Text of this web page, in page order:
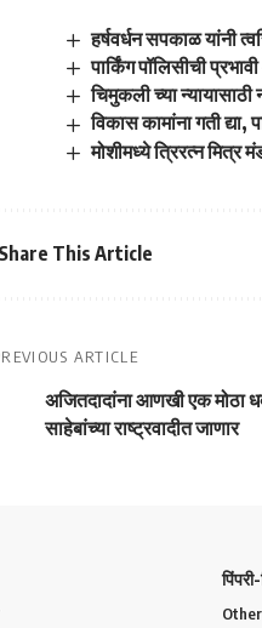
हर्षवर्धन सपकाळ यांनी
पार्किंग पॉलिसीची
चिमुकली च्या
विकास कामांना गती द्या,
मोशीमध्ये त्रिरत्न मित्र
Share This Article
ARTICLE
अजितदादांना आणखी एक मोठा
साहेबांच्या राष्ट्रवादीत जाणार